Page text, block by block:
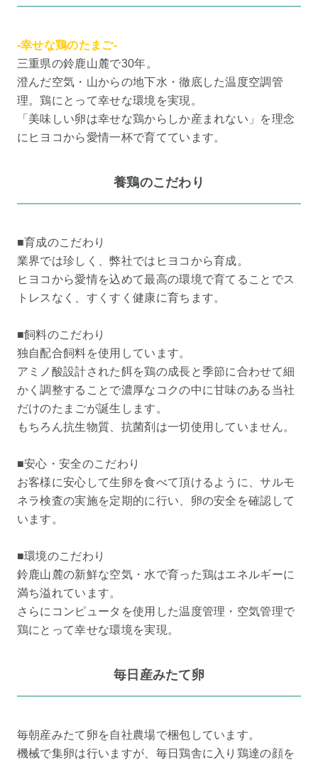
-幸せな鶏のたまご-
三重県の鈴鹿山麓で30年。
澄んだ空気・山からの地下水・徹底した温度空調管
理。鶏にとって幸せな環境を実現。
「美味しい卵は幸せな鶏からしか産まれない」を理念
にヒヨコから愛情一杯で育てています。
養鶏のこだわり
■育成のこだわり
業界では珍しく、弊社ではヒヨコから育成。
ヒヨコから愛情を込めて最高の環境で育てることでス
トレスなく、すくすく健康に育ちます。
■飼料のこだわり
独自配合飼料を使用しています。
アミノ酸設計された餌を鶏の成長と季節に合わせて細
かく調整することで濃厚なコクの中に甘味のある当社
だけのたまごが誕生します。
もちろん抗生物質、抗菌剤は一切使用していません。
■安心・安全のこだわり
お客様に安心して生卵を食べて頂けるように、サルモ
ネラ検査の実施を定期的に行い、卵の安全を確認して
います。
■環境のこだわり
鈴鹿山麓の新鮮な空気・水で育った鶏はエネルギーに
満ち溢れています。
さらにコンピュータを使用した温度管理・空気管理で
鶏にとって幸せな環境を実現。
毎日産みたて卵
毎朝産みたて卵を自社農場で梱包しています。
機械で集卵は行いますが、毎日鶏舎に入り鶏達の顔を